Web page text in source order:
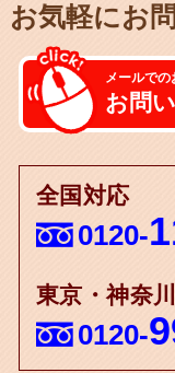
お気軽にお
メールでの
お問
全国対応
0120-
東京・神奈
0120-